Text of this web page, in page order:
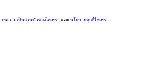
ยความเป็นส่วนตัวของไฮเทรา และ นโยบายคุกกี้ไฮเทรา